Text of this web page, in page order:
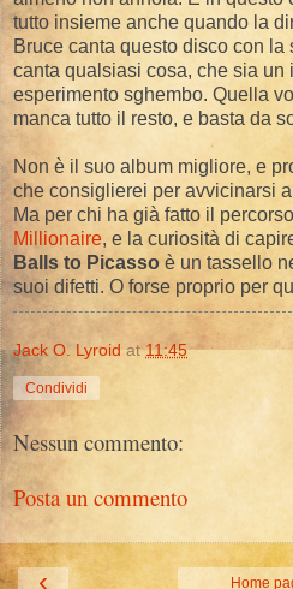
tutto insieme anche quando la
Bruce canta questo disco con
canta qualsiasi cosa, che sia un
esperimento sghembo. Quella
manca tutto il resto, e basta da
Non è il suo album migliore, e
che consiglierei per avvicinarsi
Ma per chi ha già fatto il
Millionaire, e la curiosità di
Balls to Picasso è un tassello
suoi difetti. O forse proprio per
Jack O. Lyroid at11:45
Condividi
Nessun commento:
Posta un commento
‹ Home